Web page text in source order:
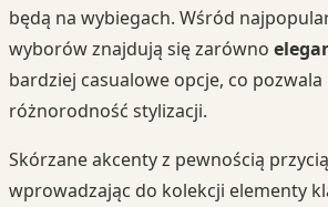
będą na wybiegach. Wśród
wyborów znajdują się zarówno
bardziej casualowe opcje, co pozwala
różnorodność stylizacji.
Skórzane akcenty z pewnością
wprowadzając do kolekcji elementy